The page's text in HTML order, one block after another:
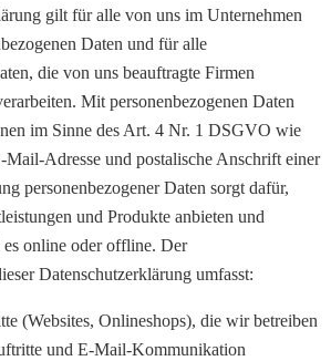
gilt für alle von uns im Unternehmen
Daten und für alle
die von uns beauftragte Firmen
Mit personenbezogenen Daten
im Sinne des Art. 4 Nr. 1 DSGVO wie
Adresse und postalische Anschrift einer
personenbezogener Daten sorgt dafür,
und Produkte anbieten und
es online oder offline. Der
Datenschutzerklärung umfasst:
(Websites, Onlineshops), die wir betreiben
und E-Mail-Kommunikation